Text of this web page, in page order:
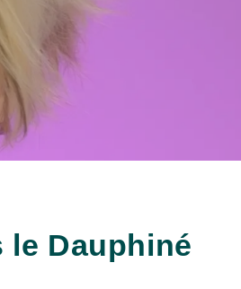
le Dauphiné